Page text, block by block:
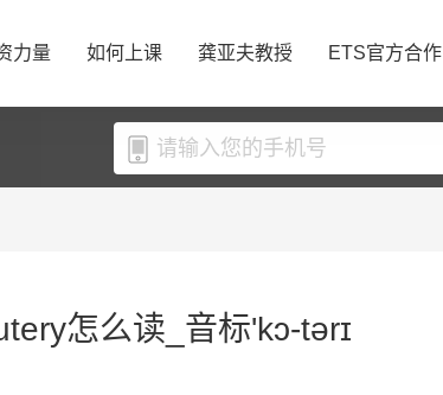
力量 如何上课 龚亚夫教授 ETS官方合作
怎么读_音标'kɔ-tərɪ